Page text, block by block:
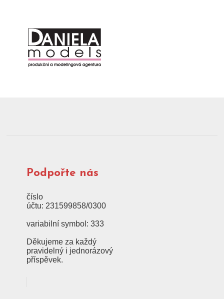
Podpořte nás
číslo
účtu: 231599858/0300
variabilní symbol: 333
Děkujeme za každý
pravidelný i jednorázový
příspěvek.